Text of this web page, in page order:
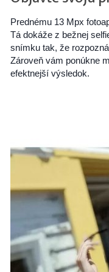
Prednému 13 Mpx
Tá dokáže z bežnej
snímku tak, že
Zároveň vám ponúkne
efektnejší výsledok.